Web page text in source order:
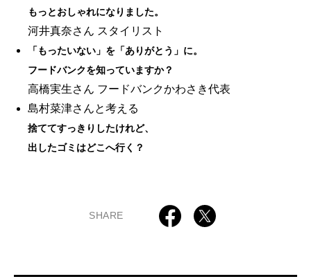
もっとおしゃれになりました。
河井真奈さん スタイリスト
「もったいない」を「ありがとう」に。
フードバンクを知っていますか？
高橋実生さん フードバンクかわさき代表
島村菜津さんと考える
捨ててすっきりしたけれど、
出したゴミはどこへ行く？
SHARE